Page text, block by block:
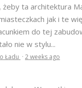
żeby ta architektura
jak i te
do tej
nie w stylu...
Ładu · 2 weeks ago